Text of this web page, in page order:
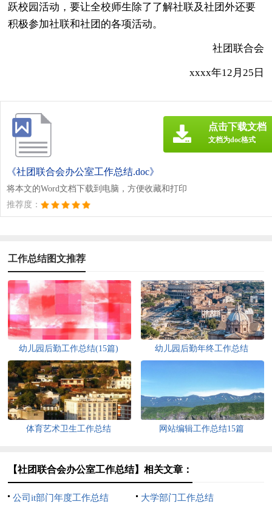
跃校园活动，要让全校师生除了了解社联及社团外还要
积极参加社联和社团的各项活动。
社团联合会
xxxx年12月25日
《社团联合会办公室工作总结.doc》
将本文的Word文档下载到电脑，方便收藏和打印
推荐度：
点击下载文档
文档为doc格式
工作总结图文推荐
幼儿园后勤工作总结(15篇) 幼儿园后勤年终工作总结
体育艺术卫生工作总结 网站编辑工作总结15篇
【社团联合会办公室工作总结】相关文章：
公司it部门年度工作总结 大学部门工作总结